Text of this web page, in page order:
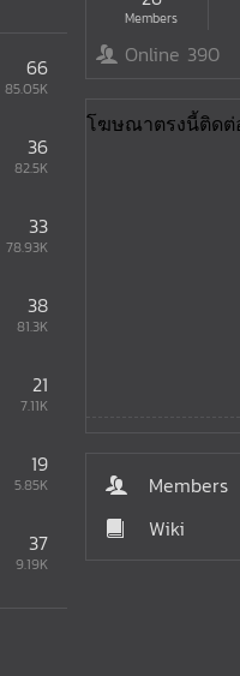
66
85.05K
36
82.5K
33
78.93K
38
81.3K
21
7.11K
19
5.85K
37
9.19K
Members
Online 390
Members
Wiki